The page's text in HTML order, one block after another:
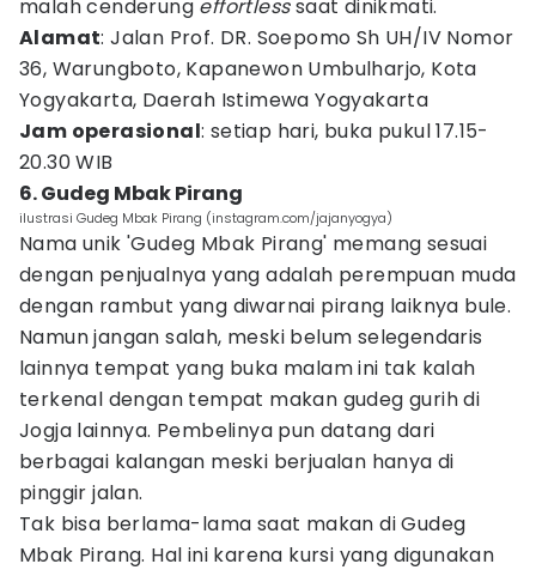
malah cenderung effortlesssaat dinikmati.
Alamat: Jalan Prof. DR. Soepomo Sh UH/IV Nomor
36, Warungboto, Kapanewon Umbulharjo, Kota
Yogyakarta, Daerah Istimewa Yogyakarta
Jam operasional: setiap hari, buka pukul 17.15-
20.30 WIB
6. Gudeg Mbak Pirang
ilustrasi Gudeg Mbak Pirang (instagram.com/jajanyogya)
Nama unik 'Gudeg Mbak Pirang' memang sesuai
dengan penjualnya yang adalah perempuan muda
dengan rambut yang diwarnai pirang laiknya bule.
Namun jangan salah, meski belum selegendaris
lainnya tempat yang buka malam ini tak kalah
terkenal dengan tempat makan gudeg gurih di
Jogja lainnya. Pembelinya pun datang dari
berbagai kalangan meski berjualan hanya di
pinggir jalan.
Tak bisa berlama-lama saat makan di Gudeg
Mbak Pirang. Hal ini karena kursi yang digunakan